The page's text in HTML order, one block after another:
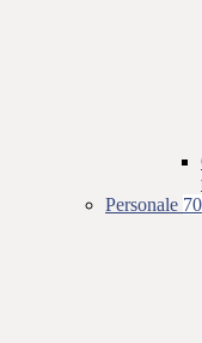
Personale 70